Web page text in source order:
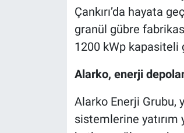
Çankırı’da hayata
granül gübre
1200 kWp kapasiteli
Alarko, enerji
Alarko Enerji Grubu,
sistemlerine